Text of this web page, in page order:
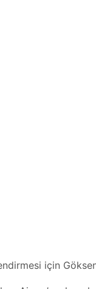
için